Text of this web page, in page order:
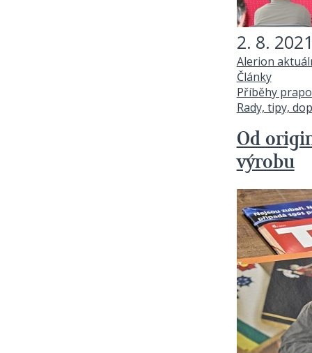
2. 8.
Alerion
Články
Příběhy
Rady, tipy,
Od
výrobu